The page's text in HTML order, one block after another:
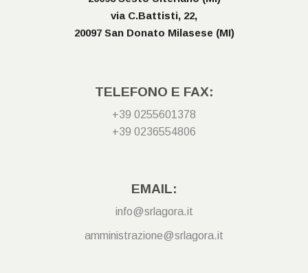
via C.Battisti, 22,
20097 San Donato Milasese (MI)
TELEFONO E FAX:
+39 0255601378
+39 0236554806
EMAIL:
info@srlagora.it
amministrazione@srlagora.it